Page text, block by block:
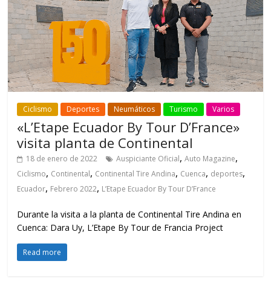
Ciclismo Deportes Neumáticos Turismo Varios
«L’Etape Ecuador By Tour D’France»
visita planta de Continental
18 de enero de 2022 Auspiciante Oficial,Auto Magazine,
Ciclismo, Continental, Continental Tire Andina, Cuenca, deportes,
Ecuador, Febrero 2022, L’Etape Ecuador By Tour D’France
Durante la visita a la planta de Continental Tire Andina en
Cuenca: Dara Uy, L’Etape By Tour de Francia Project
Read more